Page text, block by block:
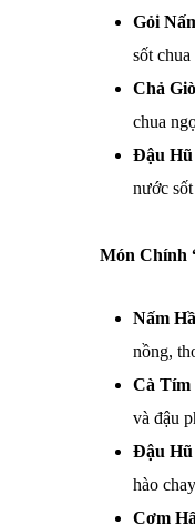
Gỏi
sốt
Chả
chua
Đậu Hũ
nước
Món Chính
Nấm
nồng,
Cà Tím
và đậu
Đậu Hũ
hào
Cơm